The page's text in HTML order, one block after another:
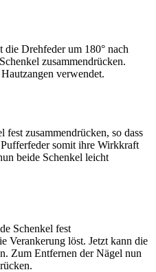
die Drehfeder um 180° nach
zusammendrücken.
verwendet.
fest zusammendrücken, so dass
somit ihre Wirkkraft
beide Schenkel leicht
Schenkel fest
Verankerung löst. Jetzt kann die
Zum Entfernen der Nägel nun